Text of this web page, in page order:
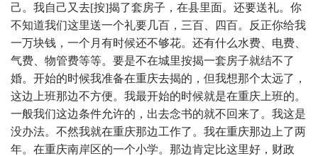
己。我自己又去[按]揭了套房子，在县里面。还要送礼。你
不知道我们这里送一个礼要几百，三百、四百。反正你给我
一万块钱，一个月有时候还不够花。还有什么水费、电费、
气费、物管费等等。要是不在城里按揭一套房子就结不了
婚。开始的时候我准备在重庆去揭的，但我想那个太远了，
这边上班那边不方便。我最开始的时候就是在重庆上班的。
一般我们这边条件允许的，出去念书的就不回来了。我这是
没办法。不然我就在重庆那边工作了。我在重庆那边上了两
年。在重庆南岸区的一个小学。那边肯定比这里好，财政